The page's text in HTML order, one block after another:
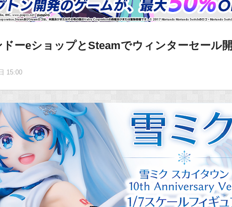
ドーeショップとSteamでウィンターセール開
15:00